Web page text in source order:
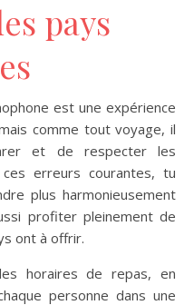
pays
est une expérience
comme tout voyage, il
et de respecter les
erreurs courantes, tu
plus harmonieusement
profiter pleinement de
ont à offrir.
horaires de repas, en
personne dans une